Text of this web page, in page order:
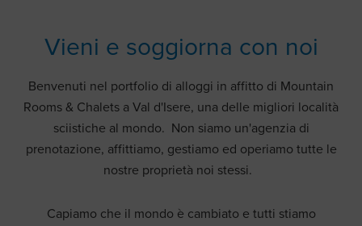
Vieni e soggiorna con noi
Benvenuti nel portfolio di alloggi in affitto di Mountain
Rooms & Chalets a Val d'Isere, una delle migliori località
sciistiche al mondo. Non siamo un'agenzia di
prenotazione, affittiamo, gestiamo ed operiamo tutte le
nostre proprietà noi stessi.
Capiamo che il mondo è cambiato e tutti stiamo